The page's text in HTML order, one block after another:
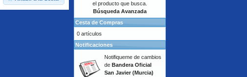
el producto que busca.
Búsqueda Avanzada
Cesta de Compras
0 artículos
Notificaciones
Notifiqueme de cambios
de Bandera Oficial
San Javier (Murcia)